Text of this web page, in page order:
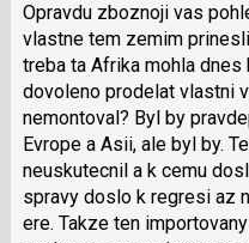
následující
a
P
pro
předchozí
nový
názor
Opravdu zboznoji vas
vlastne tem zemim
treba ta Afrika mohla
dovoleno prodelat vlastni
nemontoval? Byl by
Evrope a Asii, ale byl by.
neuskutecnil a k cemu
spravy doslo k regresi az
ere. Takze ten